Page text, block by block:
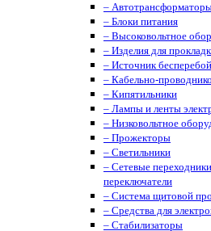
–
– Блоки питания
– Высоковольтное
– Изделия для
– Источник
– Кабельно-
– Кипятильники
– Лампы и ленты
– Низковольтное
– Прожекторы
– Светильники
– Сетевые
переключатели
– Система щитовой
– Средства для
– Стабилизаторы